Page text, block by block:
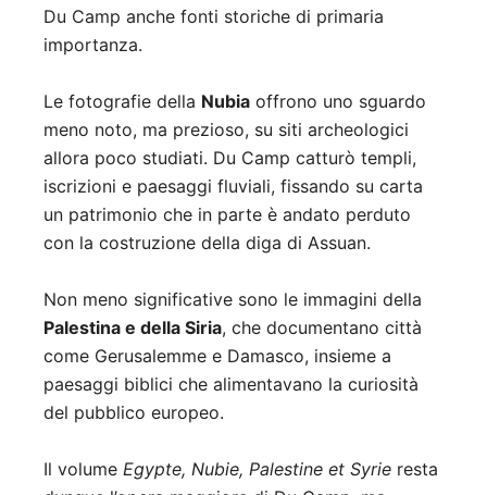
Du Camp anche fonti storiche di primaria
importanza.
Le fotografie della Nubia offrono uno sguardo
meno noto, ma prezioso, su siti archeologici
allora poco studiati. Du Camp catturò templi,
iscrizioni e paesaggi fluviali, fissando su carta
un patrimonio che in parte è andato perduto
con la costruzione della diga di Assuan.
Non meno significative sono le immagini della
Palestina e della Siria, che documentano città
come Gerusalemme e Damasco, insieme a
paesaggi biblici che alimentavano la curiosità
del pubblico europeo.
Il volume Egypte, Nubie, Palestine et Syrie resta